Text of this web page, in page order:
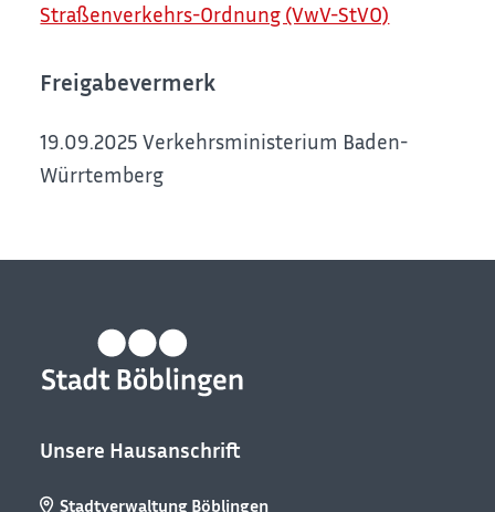
Straßenverkehrs-Ordnung (VwV-StVO)
Freigabevermerk
19.09.2025 Verkehrsministerium Baden-
Würrtemberg
Unsere Hausanschrift
Stadtverwaltung Böblingen